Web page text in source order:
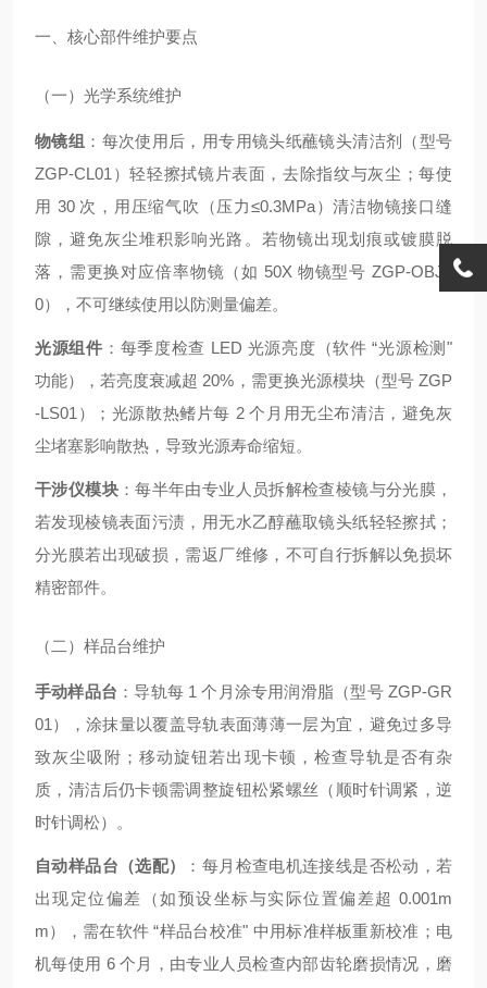
一、核心部件维护要点
（一）光学系统维护
物镜组 ：每次使用后，用专用镜头纸蘸镜头清洁剂（型号
ZGP-CL01）轻轻擦拭镜片表面，去除指纹与灰尘；每使
用 30 次，用压缩气吹（压力≤0.3MPa）清洁物镜接口缝
隙，避免灰尘堆积影响光路。若物镜出现划痕或镀膜脱
落，需更换对应倍率物镜（如 50X 物镜型号 ZGP-OBJ5
0），不可继续使用以防测量偏差。
光源组件 ：每季度检查 LED 光源亮度（软件 “光源检测"
功能），若亮度衰减超 20%，需更换光源模块（型号 ZGP
-LS01）；光源散热鳍片每 2 个月用无尘布清洁，避免灰
尘堵塞影响散热，导致光源寿命缩短。
干涉仪模块：每半年由专业人员拆解检查棱镜与分光膜，
若发现棱镜表面污渍，用无水乙醇蘸取镜头纸轻轻擦拭；
分光膜若出现破损，需返厂维修，不可自行拆解以免损坏
精密部件。
（二）样品台维护
手动样品台 ：导轨每 1 个月涂专用润滑脂（型号 ZGP-GR
01），涂抹量以覆盖导轨表面薄薄一层为宜，避免过多导
致灰尘吸附；移动旋钮若出现卡顿，检查导轨是否有杂
质，清洁后仍卡顿需调整旋钮松紧螺丝（顺时针调紧，逆
时针调松）。
自动样品台（选配）
：每月检查电机连接线是否松动，若
出现定位偏差（如预设坐标与实际位置偏差超 0.001m
m），需在软件 “样品台校准" 中用标准样板重新校准；电
机每使用 6 个月，由专业人员检查内部齿轮磨损情况，磨